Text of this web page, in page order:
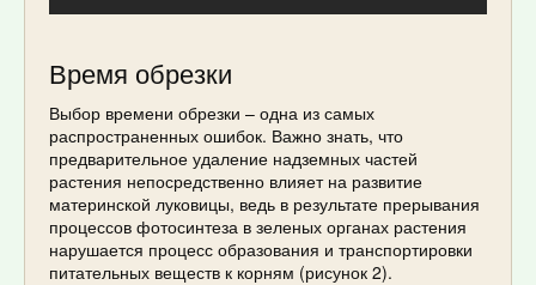
Время обрезки
Выбор времени обрезки – одна из самых
распространенных ошибок. Важно знать, что
предварительное удаление надземных частей
растения непосредственно влияет на развитие
материнской луковицы, ведь в результате прерывания
процессов фотосинтеза в зеленых органах растения
нарушается процесс образования и транспортировки
питательных веществ к корням (рисунок 2).